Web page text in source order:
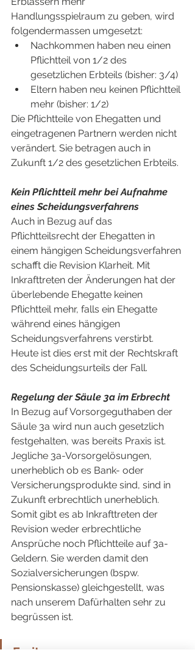
Handlungsspielraum zu geben, wird
folgendermassen umgesetzt:
Nachkommen haben neu einen
Pflichtteil von 1/2 des
gesetzlichen Erbteils (bisher: 3/4)
Eltern haben neu keinen Pflichtteil
mehr (bisher: 1/2)
Die Pflichtteile von Ehegatten und
eingetragenen Partnern werden nicht
verändert. Sie betragen auch in
Zukunft 1/2 des gesetzlichen Erbteils.
Kein Pflichtteil mehr bei Aufnahme
eines Scheidungsverfahrens
Auch in Bezug auf das
Pflichtteilsrecht der Ehegatten in
einem hängigen Scheidungsverfahren
schafft die Revision Klarheit. Mit
Inkrafttreten der Änderungen hat der
überlebende Ehegatte keinen
Pflichtteil mehr, falls ein Ehegatte
während eines hängigen
Scheidungsverfahrens verstirbt.
Heute ist dies erst mit der Rechtskraft
des Scheidungsurteils der Fall.
Regelung der Säule 3a im Erbrecht
In Bezug auf Vorsorgeguthaben der
Säule 3a wird nun auch gesetzlich
festgehalten, was bereits Praxis ist.
Jegliche 3a-Vorsorgelösungen,
unerheblich ob es Bank- oder
Versicherungsprodukte sind, sind in
Zukunft erbrechtlich unerheblich.
Somit gibt es ab Inkrafttreten der
Revision weder erbrechtliche
Ansprüche noch Pflichtteile auf 3a-
Geldern. Sie werden damit den
Sozialversicherungen (bspw.
Pensionskasse) gleichgestellt, was
nach unserem Dafürhalten sehr zu
begrüssen ist.
Fazit